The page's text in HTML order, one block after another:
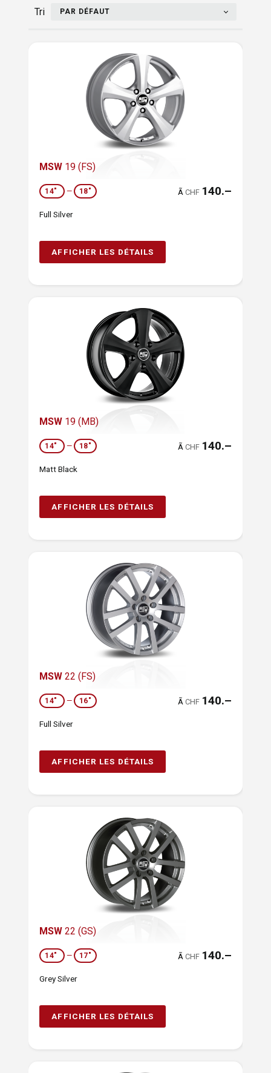
Tri PAR DÉFAUT
MSW 19 (FS)
14" — 18" ÃCHF 140.–
Full Silver
AFFICHER LES DÉTAILS
MSW 19 (MB)
14" — 18" ÃCHF 140.–
Matt Black
AFFICHER LES DÉTAILS
MSW 22 (FS)
14" — 16" ÃCHF 140.–
Full Silver
AFFICHER LES DÉTAILS
MSW 22 (GS)
14" — 17" ÃCHF 140.–
Grey Silver
AFFICHER LES DÉTAILS